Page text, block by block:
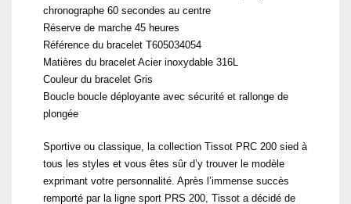
chronographe 60 secondes au centre
Réserve de marche 45 heures
Référence du bracelet T605034054
Matières du bracelet Acier inoxydable 316L
Couleur du bracelet Gris
Boucle boucle déployante avec sécurité et rallonge de
plongée
Sportive ou classique, la collection Tissot PRC 200 sied à
tous les styles et vous êtes sûr d’y trouver le modèle
exprimant votre personnalité. Après l’immense succès
remporté par la ligne sport PRS 200, Tissot a décidé de